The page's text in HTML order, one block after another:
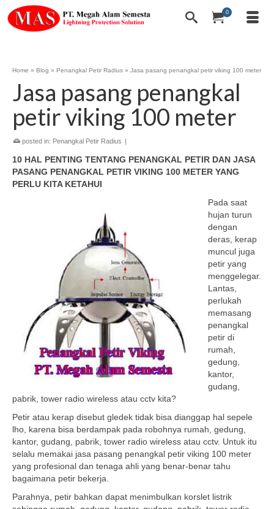
0
Home » Blog » Penangkal Petir Radius » Jasa pasang penangkal petir viking 100 meter
Jasa pasang penangkal
petir viking 100 meter
posted in: Penangkal Petir Radius |
10 HAL PENTING TENTANG PENANGKAL PETIR DAN JASA
PASANG PENANGKAL PETIR VIKING 100 METER YANG
PERLU KITA KETAHUI
Pada saat
hujan turun
dengan
deras, kerap
muncul juga
petir yang
menggelegar.
Lantas,
perlukah
memasang
penangkal
petir di
rumah,
gedung,
kantor,
gudang,
pabrik, tower radio wireless atau cctv kita?
Petir atau kerap disebut gledek tidak bisa dianggap hal sepele
lho, karena bisa berdampak pada robohnya rumah, gedung,
kantor, gudang, pabrik, tower radio wireless atau cctv. Untuk itu
selalu memakai jasa pasang penangkal petir viking 100 meter
yang profesional dan tenaga ahli yang benar-benar tahu
bagaimana petir bekerja.
Parahnya, petir bahkan dapat menimbulkan korslet listrik